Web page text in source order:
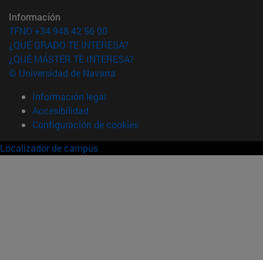
Información
TFNO +34 948 42 56 00
¿QUÉ GRADO TE INTERESA?
¿QUÉ MÁSTER TE INTERESA?
© Universidad de Navarra
Información legal
Accesibilidad
Configuración de cookies
Localizador de campus